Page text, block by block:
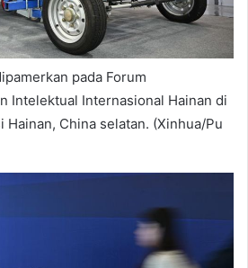
pada Forum
Intelektual Internasional Hainan di
Hainan, China selatan. (Xinhua/Pu